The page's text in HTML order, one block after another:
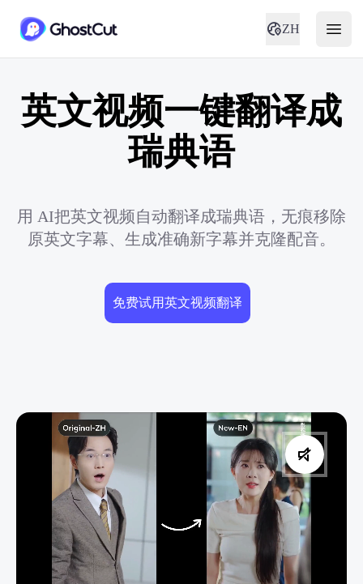
ZH
英文视频一键翻译成
瑞典语
用 AI把英文视频自动翻译成瑞典语，无痕移除
原英文字幕、生成准确新字幕并克隆配音。
免费试用英文视频翻译